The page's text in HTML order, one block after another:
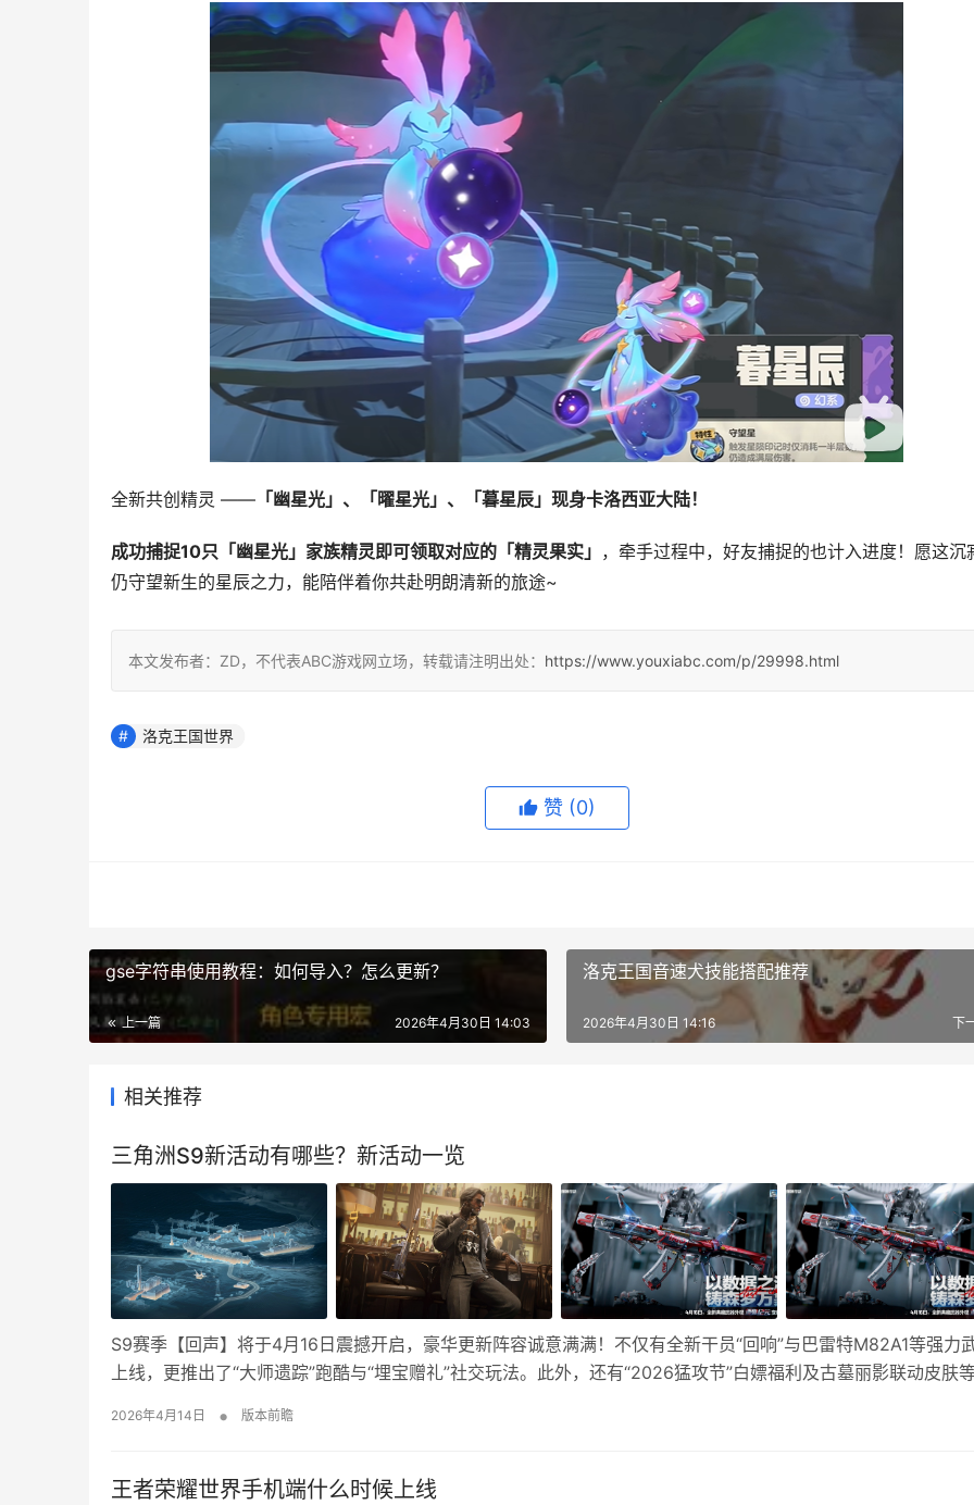
全新共创精灵 —— 「幽星光」、「曜星光」、「暮星辰」现身卡洛西亚大陆！
成功捕捉10只「幽星光」家族精灵即可领取对应的「精灵果实」 ，牵手过程中，好友捕捉的也计入进度！愿这沉
仍守望新生的星辰之力，能陪伴着你共赴明朗清新的旅途~
本文发布者：ZD，不代表ABC游戏网立场，转载请注明出处： https://www.youxiabc.com/p/29998.html
洛克王国世界
赞 (0)
gse字符串使用教程：如何导入？怎么更新？
上一篇 2026年4月30日 14:03
洛克王国音速犬技能搭配推荐
下
2026年4月30日 14:16
相关推荐
三角洲S9新活动有哪些？新活动一览
S9赛季【回声】将于4月16日震撼开启，豪华更新阵容诚意满满！不仅有全新干员“回响”与巴雷特M82A1等强力
上线，更推出了“大师遗踪”跑酷与“埋宝赠礼”社交玩法。此外，还有“2026猛攻节”白嫖福利及古墓丽影联动皮肤
包含：新干员一回声（免费线…
2026年4月14日 • 版本前瞻
王者荣耀世界手机端什么时候上线